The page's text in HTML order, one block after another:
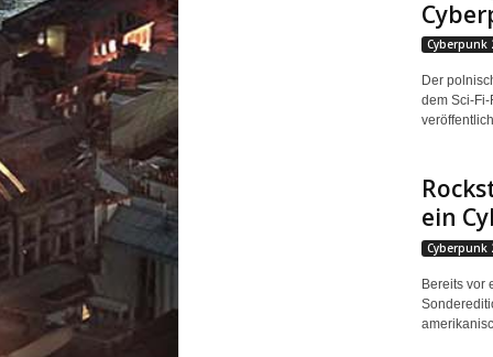
Cyberpunk
Der
dem Sci-
ein
Cyberpunk
Bereits vor